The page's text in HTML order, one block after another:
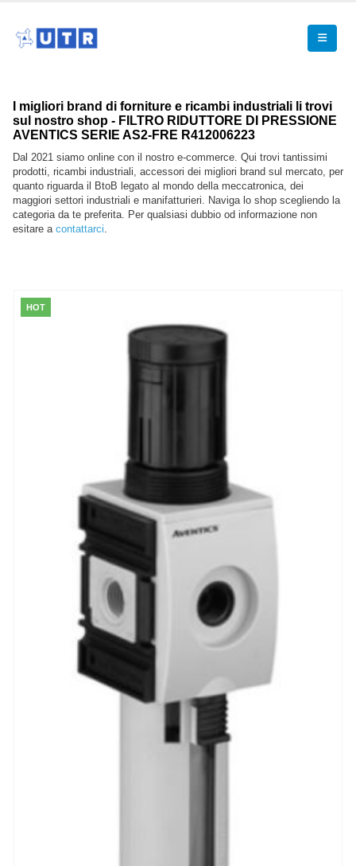
I migliori brand di forniture e ricambi industriali li trovi
sul nostro shop - FILTRO RIDUTTORE DI PRESSIONE
AVENTICS SERIE AS2-FRE R412006223
Dal 2021 siamo online con il nostro e-commerce. Qui trovi tantissimi
prodotti, ricambi industriali, accessori dei migliori brand sul mercato, per
quanto riguarda il BtoB legato al mondo della meccatronica, dei
maggiori settori industriali e manifatturieri. Naviga lo shop scegliendo la
categoria da te preferita. Per qualsiasi dubbio od informazione non
esitare a contattarci.
HOT